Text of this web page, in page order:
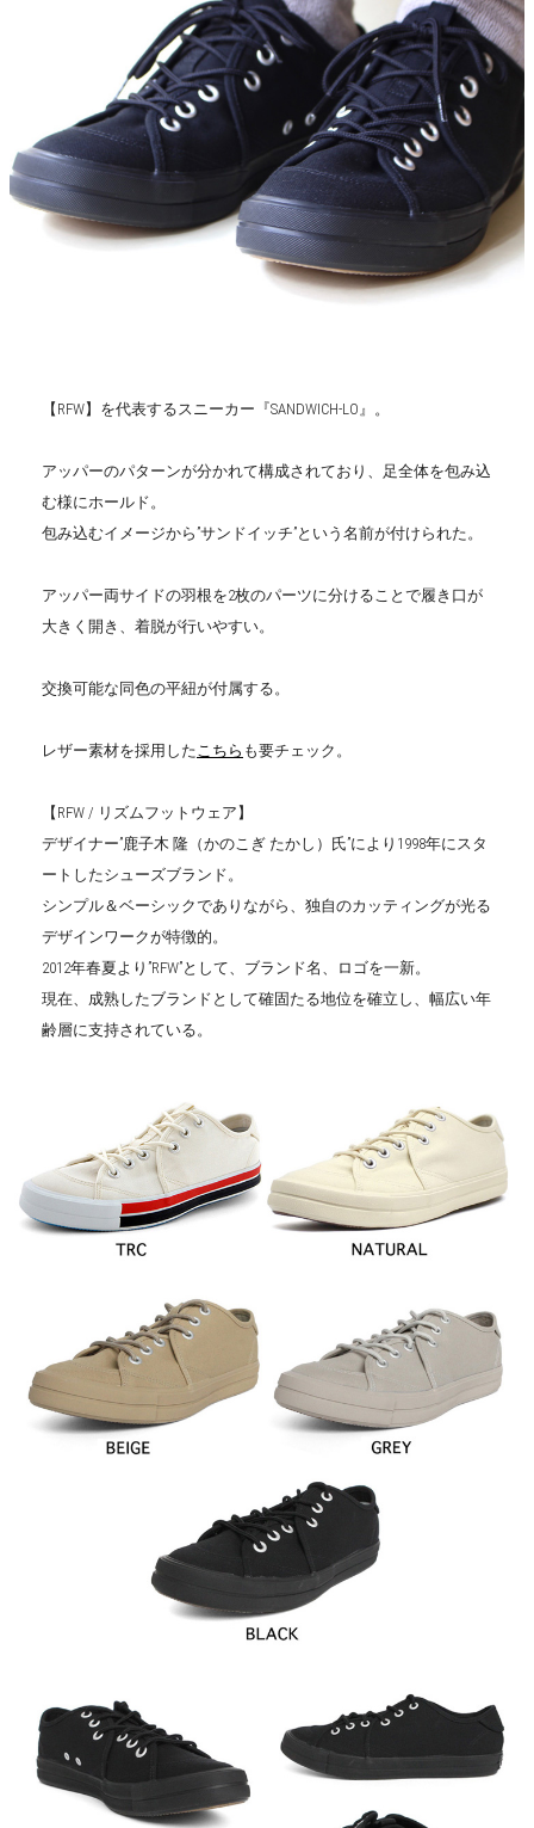
【RFW】を代表するスニーカー『SANDWICH-LO』。
アッパーのパターンが分かれて構成されており、足全体を包み込
む様にホールド。
包み込むイメージから”サンドイッチ”という名前が付けられた。
アッパー両サイドの羽根を2枚のパーツに分けることで履き口が
大きく開き、着脱が行いやすい。
交換可能な同色の平紐が付属する。
レザー素材を採用した こちら も要チェック。
【RFW / リズムフットウェア】
デザイナー”鹿子木 隆（かのこぎ たかし）氏”により1998年にスタ
ートしたシューズブランド。
シンプル＆ベーシックでありながら、独自のカッティングが光る
デザインワークが特徴的。
2012年春夏より”RFW”として、ブランド名、ロゴを一新。
現在、成熟したブランドとして確固たる地位を確立し、幅広い年
齢層に支持されている。